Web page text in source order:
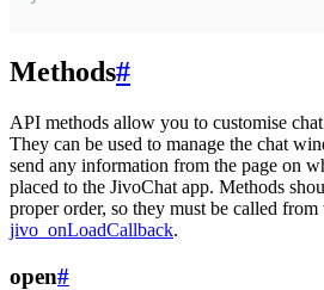
Methods#
API methods allow you to customise
They can be used to manage the chat
send any information from the page on
placed to the JivoChat app. Methods
proper order, so they must be called
jivo_onLoadCallback.
open#